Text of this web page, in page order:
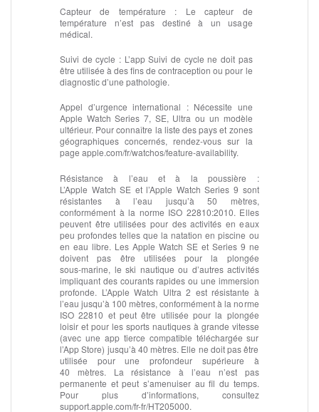
Capteur de température : Le capteur de
température n’est pas destiné à un usage
médical.
Suivi de cycle :L’app Suivi de cycle ne doit pas
être utilisée à des fins de contraception ou pour le
diagnostic d’une pathologie.
Appel d’urgence international :Nécessite une
Apple Watch Series 7, SE, Ultra ou un modèle
ultérieur. Pour connaître la liste des pays et zones
géographiques concernés, rendez-vous sur la
page apple.com/fr/watchos/feature‑availability.
Résistance à l’eau et à la poussière :
L’Apple Watch SE et l’Apple Watch Series 9 sont
résistantes à l’eau jusqu’à 50 mètres,
conformément à la norme ISO 22810:2010. Elles
peuvent être utilisées pour des activités en eaux
peu profondes telles que la natation en piscine ou
en eau libre. Les Apple Watch SE et Series 9 ne
doivent pas être utilisées pour la plongée
sous‑marine, le ski nautique ou d’autres activités
impliquant des courants rapides ou une immersion
profonde. L’Apple Watch Ultra 2 est résistante à
l’eau jusqu’à 100 mètres, conformément à la norme
ISO 22810 et peut être utilisée pour la plongée
loisir et pour les sports nautiques à grande vitesse
(avec une app tierce compatible téléchargée sur
l’App Store) jusqu’à 40 mètres. Elle ne doit pas être
utilisée pour une profondeur supérieure à
40 mètres. La résistance à l’eau n’est pas
permanente et peut s’amenuiser au fil du temps.
Pour plus d’informations, consultez
support.apple.com/fr-fr/HT205000.